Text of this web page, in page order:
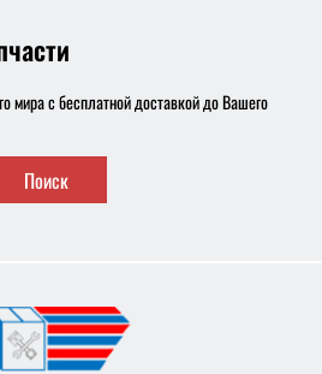
мира с бесплатной доставкой до Вашего
Поиск